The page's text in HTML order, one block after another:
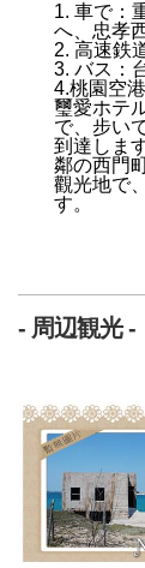
1. 車で：
へ、忠孝
2. 高速鉄
3. バス：
4.桃園空
璽愛ホテ
で、步い
到達します
鄰の西門
觀光地で
す。
- 周辺観光 -